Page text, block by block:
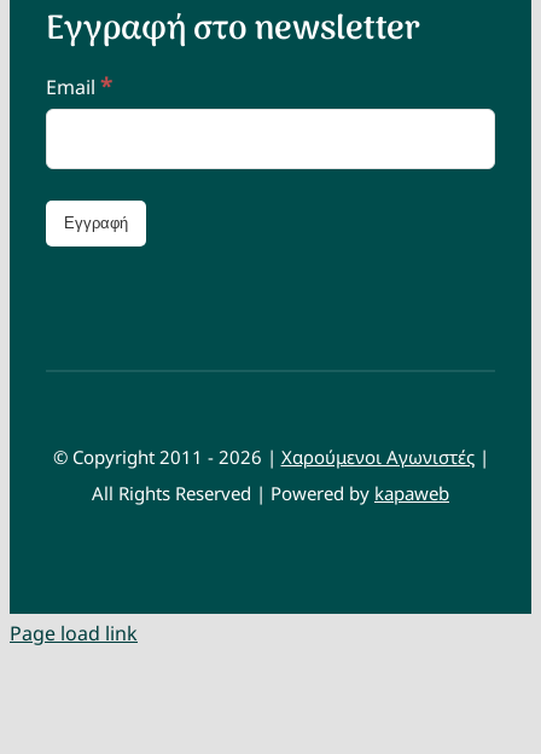
Εγγραφή στο newsletter
Email *
© Copyright 2011 - 2026 | Χαρούμενοι Αγωνιστές|
All Rights Reserved | Powered by kapaweb
Page load link